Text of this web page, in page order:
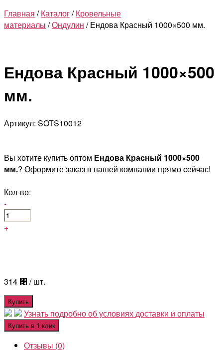
Главная /Каталог/Кровельные
материалы /Ондулин / Ендова Красный 1000×500 мм.
Ендова Красный 1000×500
мм.
Артикул: SOTS10012
Вы хотите купить оптом Ендова Красный 1000×500
мм.? Оформите заказ в нашей компании прямо сейчас!
Кол-во:
-
+
314 ⃄ / шт.
Купить
Узнать подробно об условиях доставки и оплаты
Купить в 1 клик
Отзывы (0)